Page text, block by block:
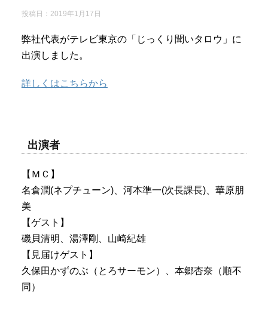
投稿日：2019年1月17日
弊社代表がテレビ東京の「じっくり聞いタロウ」に
出演しました。
詳しくはこちらから
出演者
【ＭＣ】
名倉潤(ネプチューン)、河本準一(次長課長)、華原朋
美
【ゲスト】
磯貝清明、湯澤剛、山崎紀雄
【見届けゲスト】
久保田かずのぶ（とろサーモン）、本郷杏奈（順不
同）